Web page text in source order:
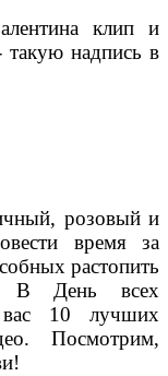
клип и
надпись в
розовый и
время за
растопить
В День всех
10 лучших
Посмотрим,